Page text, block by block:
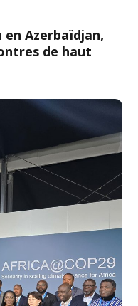
en Azerbaïdjan,
de haut